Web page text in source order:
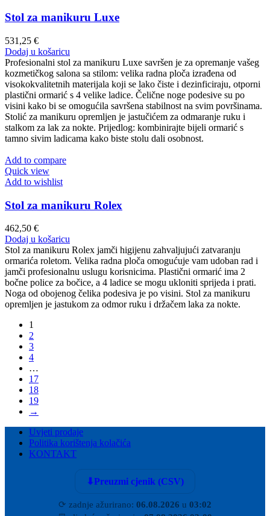
Stol za manikuru Luxe
531,25 €
Dodaj u košaricu
Profesionalni stol za manikuru Luxe savršen je za opremanje vašeg
kozmetičkog salona sa stilom: velika radna ploča izrađena od
visokokvalitetnih materijala koji se lako čiste i dezinficiraju, otporni
plastični ormarić s 4 velike ladice. Čelične noge podesive su po
visini kako bi se omogućila savršena stabilnost na svim površinama.
Stolić za manikuru opremljen je jastučićem za odmaranje ruku i
stalkom za lak za nokte. Prijedlog: kombinirajte bijeli ormarić s
tamno sivim ladicama kako biste stolu dali osobnost.
Add to compare
Quick view
Add to wishlist
Stol za manikuru Rolex
462,50 €
Dodaj u košaricu
Stol za manikuru Rolex jamči higijenu zahvaljujući zatvaranju
ormarića roletom. Velika radna ploča omogućuje vam udoban rad i
jamči profesionalnu uslugu korisnicima. Plastični ormarić ima 2
bočne police za bočice, a 4 ladice se mogu ukloniti sprijeda i prati.
Noga od obojenog čelika podesiva je po visini. Stol za manikuru
opremljen je jastukom za odmor ruku i držačem laka za nokte.
1
2
3
4
…
17
18
19
→
Uvjeti prodaje
Politika korištenja kolačića
KONTAKT
⬇Preuzmi cjenik (CSV)
⟳ zadnje ažurirano: 06.08.2026 u 03:02